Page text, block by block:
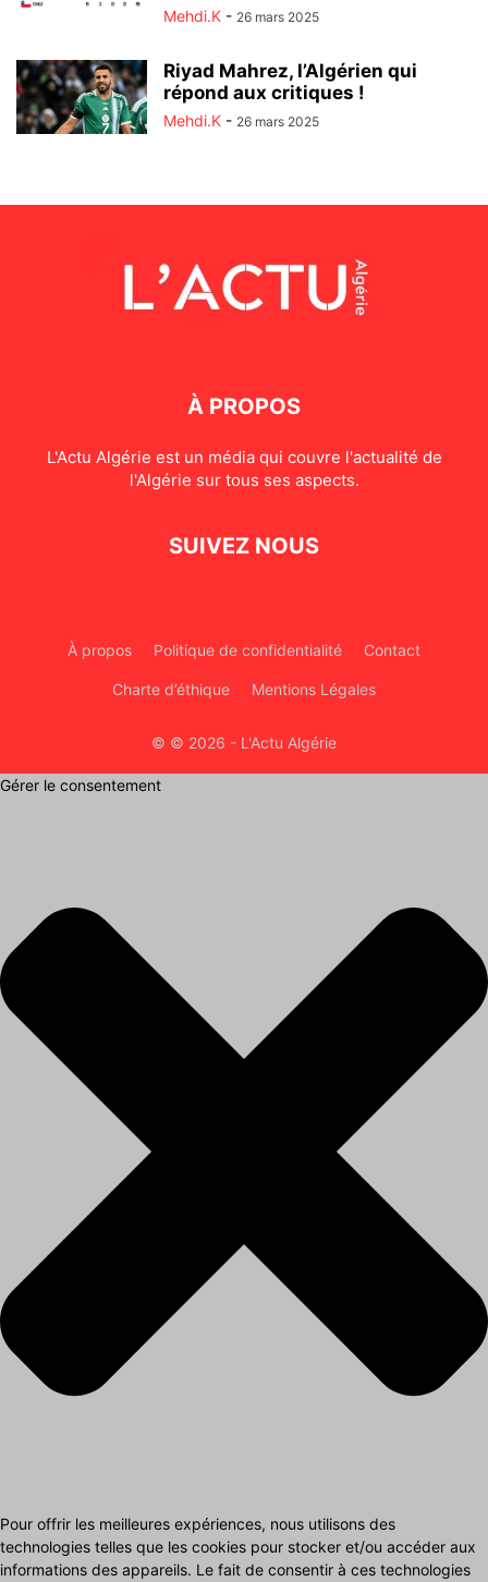
Mehdi.K - 26 mars 2025
Riyad Mahrez, l’Algérien qui
répond aux critiques !
Mehdi.K - 26 mars 2025
À PROPOS
L'Actu Algérie est un média qui couvre l'actualité de
l'Algérie sur tous ses aspects.
SUIVEZ NOUS
À propos Politique de confidentialité Contact
Charte d’éthique Mentions Légales
© © 2026 - L'Actu Algérie
Gérer le consentement
Pour offrir les meilleures expériences, nous utilisons des
technologies telles que les cookies pour stocker et/ou accéder aux
informations des appareils. Le fait de consentir à ces technologies